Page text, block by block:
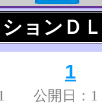
ョンＤ
1
1 公開日：